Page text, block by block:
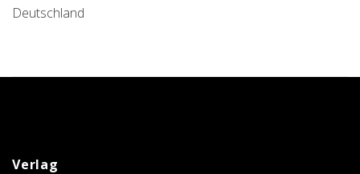
Deutschland
Verlag